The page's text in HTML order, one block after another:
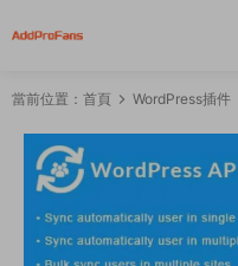
當前位置： 首頁 WordPress插件